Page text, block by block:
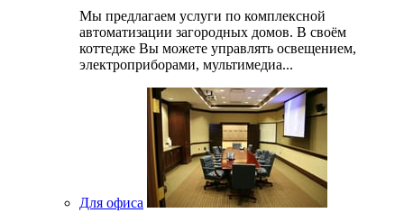
Мы предлагаем услуги по комплексной
автоматизации загородных домов. В своём
коттедже Вы можете управлять освещением,
электроприборами, мультимедиа...
Для офиса